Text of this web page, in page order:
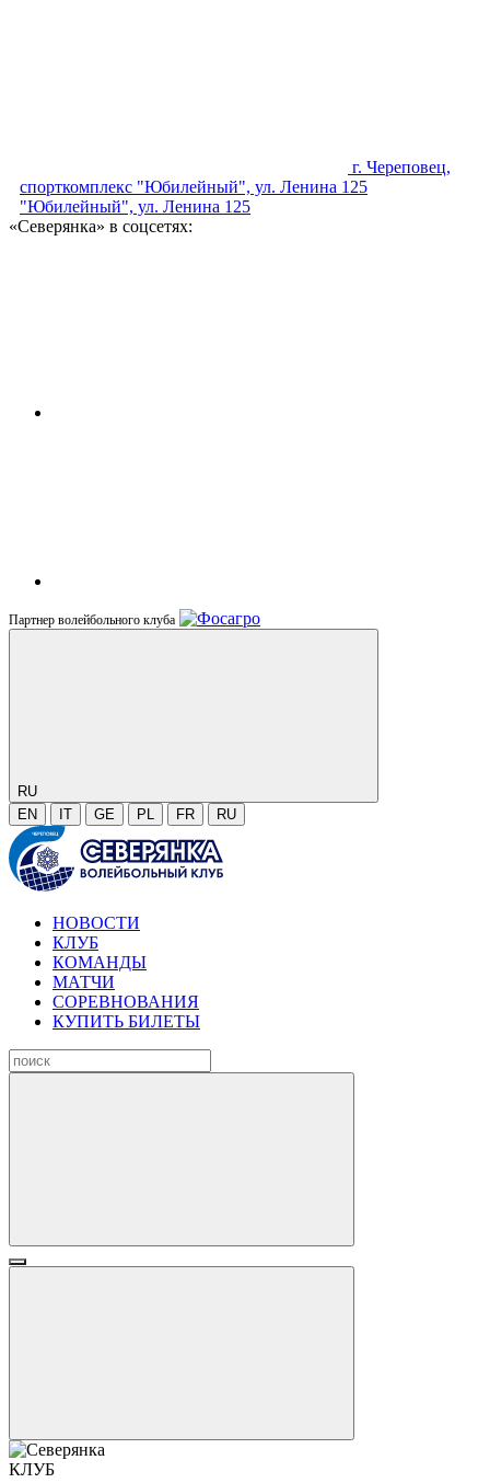
г. Череповец,
спорткомплекс "Юбилейный", ул. Ленина 125
"Юбилейный", ул. Ленина 125
«Северянка» в соцсетях:
Партнер волейбольного клуба
RU
EN
IT GE PL FR RU
НОВОСТИ
КЛУБ
КОМАНДЫ
МАТЧИ
СОРЕВНОВАНИЯ
КУПИТЬ БИЛЕТЫ
КЛУБ